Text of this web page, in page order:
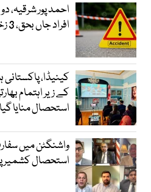
افراد جاں بحق، 3 زخمی
کینیڈا،
کے زیر اہتمام
استحصال منایا گیا
واشنگٹن میں
استحصال کشمیر